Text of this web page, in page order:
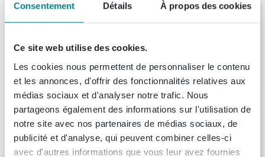
Consentement Détails À propos des cookies
Ce site web utilise des cookies.
Les cookies nous permettent de personnaliser le contenu
et les annonces, d'offrir des fonctionnalités relatives aux
médias sociaux et d'analyser notre trafic. Nous
partageons également des informations sur l'utilisation de
notre site avec nos partenaires de médias sociaux, de
publicité et d'analyse, qui peuvent combiner celles-ci
avec d'autres informations que vous leur avez fournies
Xenz Bodysize Baignoire îlot - 180x90x48 -
bonde en bout - acrylique - blanc
Livraison:1 - 2 semaines
744,
Riho Lugo baignoire 180x90cm
rectangulaire acrylique blanc
Livraison: 1 - 2 semaines